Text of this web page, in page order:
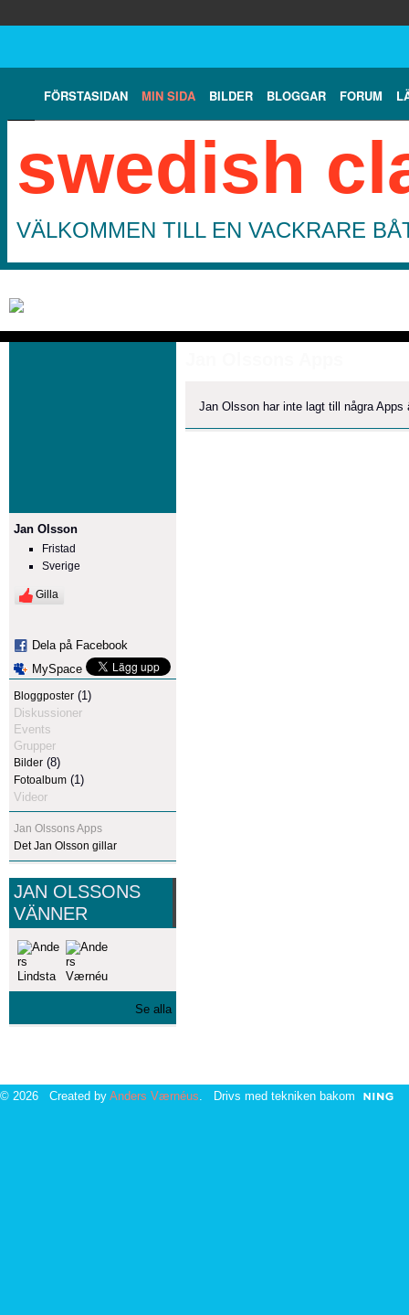
FÖRSTASIDAN MIN SIDA BILDER BLOGGAR FORUM
swedish
VÄLKOMMEN TILL EN VACKRARE
Jan Olsson
Fristad
Sverige
Gilla
Dela på Facebook
MySpace
Bloggposter (1)
Diskussioner
Events
Grupper
Bilder (8)
Fotoalbum (1)
Videor
Jan Olssons Apps
Det Jan Olsson gillar
JAN OLSSONS
VÄNNER
Se alla
Jan Olsson har inte lagt till några Apps
© 2026 Created by Anders Værnéus . Drivs med tekniken bakom